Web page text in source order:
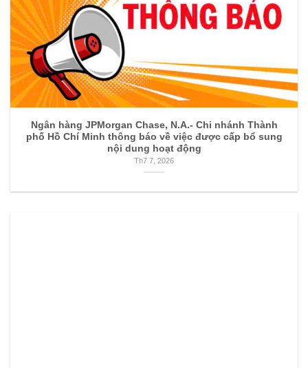
Ngân hàng JPMorgan Chase, N.A.- Chi nhánh Thành
phố Hồ Chí Minh thông báo về việc được cấp bổ sung
nội dung hoạt động
Th7 7, 2026